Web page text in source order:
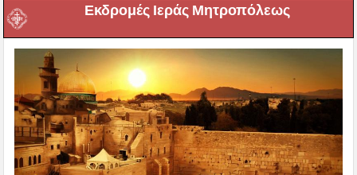
Εκδρομές Ιεράς Μητροπόλεως